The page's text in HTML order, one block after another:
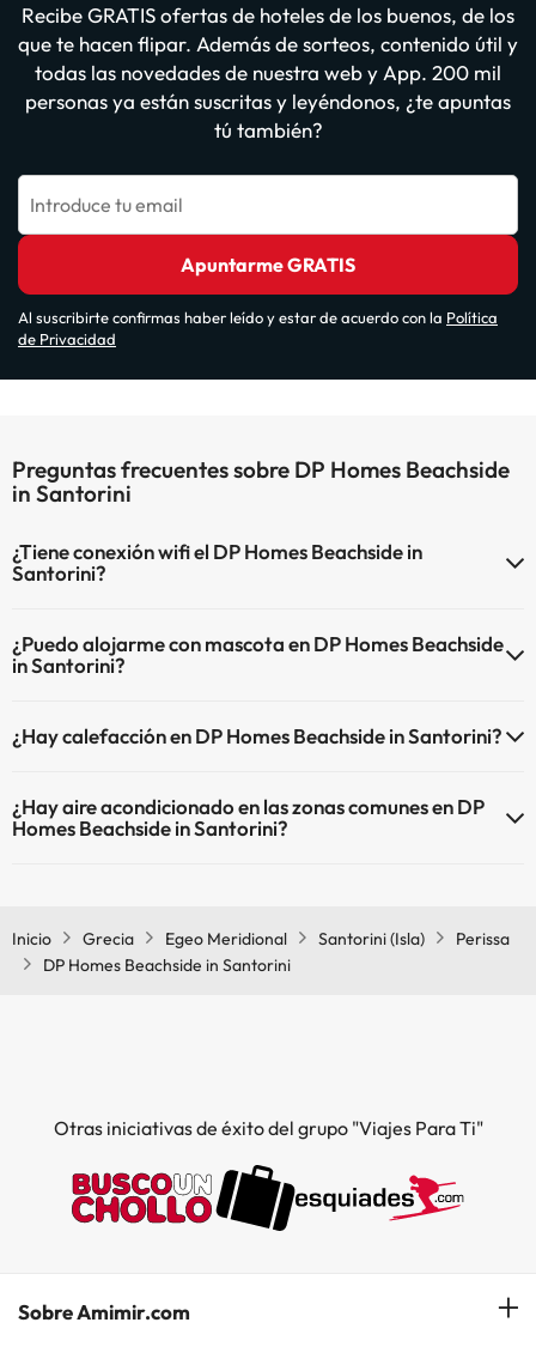
Recibe GRATIS ofertas de hoteles de los buenos, de los
que te hacen flipar. Además de sorteos, contenido útil y
todas las novedades de nuestra web y App. 200 mil
personas ya están suscritas y leyéndonos, ¿te apuntas
tú también?
Introduce tu email
Apuntarme GRATIS
Al suscribirte confirmas haber leído y estar de acuerdo con la Política
de Privacidad
Preguntas frecuentes sobre DP Homes Beachside
in Santorini
¿Tiene conexión wifi el DP Homes Beachside in
Santorini?
¿Puedo alojarme con mascota en DP Homes Beachside
in Santorini?
¿Hay calefacción en DP Homes Beachside in Santorini?
comunes.
¿Hay aire acondicionado en las zonas comunes en DP
Homes Beachside in Santorini?
Inicio
Grecia Egeo Meridional Santorini (Isla)
Perissa
DP Homes Beachside in Santorini
Otras iniciativas de éxito del grupo "Viajes Para Ti"
Sobre Amimir.com